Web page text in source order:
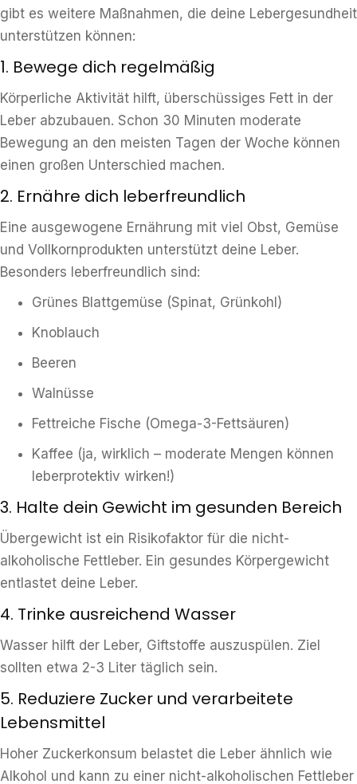
gibt es weitere Maßnahmen, die deine Lebergesundheit
unterstützen können:
1. Bewege dich regelmäßig
Körperliche Aktivität hilft, überschüssiges Fett in der
Leber abzubauen. Schon 30 Minuten moderate
Bewegung an den meisten Tagen der Woche können
einen großen Unterschied machen.
2. Ernähre dich leberfreundlich
Eine ausgewogene Ernährung mit viel Obst, Gemüse
und Vollkornprodukten unterstützt deine Leber.
Besonders leberfreundlich sind:
Grünes Blattgemüse (Spinat, Grünkohl)
Knoblauch
Beeren
Walnüsse
Fettreiche Fische (Omega-3-Fettsäuren)
Kaffee (ja, wirklich – moderate Mengen können
leberprotektiv wirken!)
3. Halte dein Gewicht im gesunden Bereich
Übergewicht ist ein Risikofaktor für die nicht-
alkoholische Fettleber. Ein gesundes Körpergewicht
entlastet deine Leber.
4. Trinke ausreichend Wasser
Wasser hilft der Leber, Giftstoffe auszuspülen. Ziel
sollten etwa 2-3 Liter täglich sein.
5. Reduziere Zucker und verarbeitete
Lebensmittel
Hoher Zuckerkonsum belastet die Leber ähnlich wie
Alkohol und kann zu einer nicht-alkoholischen Fettleber